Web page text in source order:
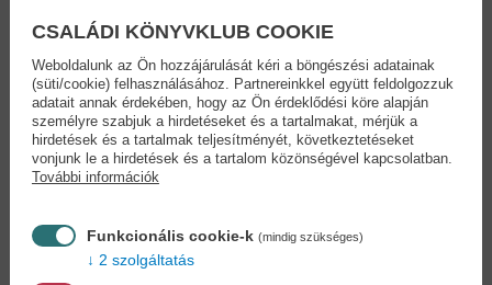
Házi szörpök-
Limonádék
6,50 € 3,90 €
Hogyan készítsünk...
James Hoffmann
22,89 € 19,90 €
CSALÁDI KÖNYVKLUB COOKIE
Weboldalunk az Ön hozzájárulását kéri a böngészési adatainak
(süti/cookie) felhasználásához. Partnereinkkel együtt feldolgozzuk
adatait annak érdekében, hogy az Ön érdeklődési köre alapján
személyre szabjuk a hirdetéseket és a tartalmakat, mérjük a
hirdetések és a tartalmak teljesítményét, következtetéseket
vonjunk le a hirdetések és a tartalom közönségével kapcsolatban.
További információk
Funkcionális cookie-k (mindig szükséges)
2 szolgáltatás